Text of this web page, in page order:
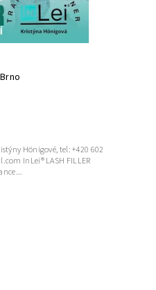
Hönigové, tel: +420 602
InLei® LASH FILLER